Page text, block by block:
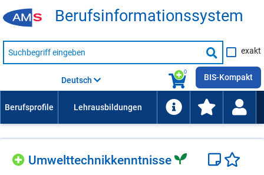
Be­rufs­in­for­ma­ti­ons­sys­tem
Suche
nach
Suche
starten
exakt
0
Deutsch BIS-Kompakt
Um­welt­tech­nik­kennt­nis­se